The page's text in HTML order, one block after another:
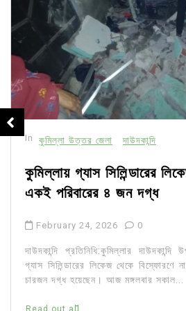
In কুমিল্লা উত্তর জেলা দাউদকান্দি
কুমিল্লায় গ্যাস সিলিন্ডারের
একই পরিবারের ৪ জন দগ্ধ
February 24, 2026 0
দাউদকান্দি প্রতিনিধি:কুমিল্লার
গ্যাস সিলিন্ডারের লিকেজ থেকে বিস্ফোরণে
চারজন দগ্ধ হয়েছেন। আজ মঙ্গলবার সকাল...